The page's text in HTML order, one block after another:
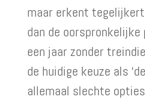
maar erkent
dan de oorspronkelijke
een jaar zonder
de huidige keuze als
allemaal slechte